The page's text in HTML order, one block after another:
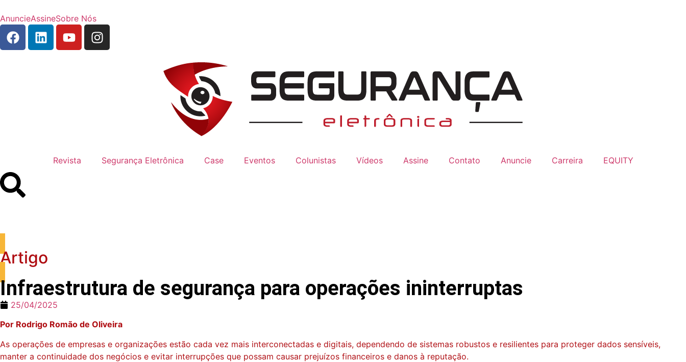
AnuncieAssineSobre Nós
Revista Segurança Eletrônica Case Eventos Colunistas Vídeos Assine Contato Anuncie Carreira EQUITY
Artigo
Infraestrutura de segurança para operações ininterruptas
25/04/2025
Por Rodrigo Romão de Oliveira
As operações de empresas e organizações estão cada vez mais interconectadas e digitais, dependendo de sistemas robustos e resilientes para proteger dados sensíveis,
manter a continuidade dos negócios e evitar interrupções que possam causar prejuízos financeiros e danos à reputação.